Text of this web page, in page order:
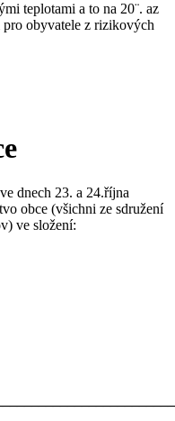
teplotami a to na 20¨. az
pro obyvatele z rizikových
dnech 23. a 24.října
obce (všichni ze sdružení
ve složení: